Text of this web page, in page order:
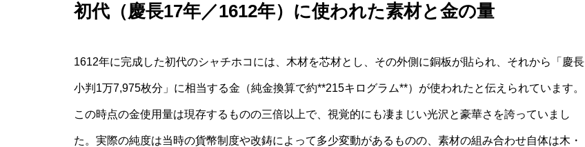
初代（慶長17年／1612年）に使われた素材と金の量
1612年に完成した初代のシャチホコには、木材を芯材とし、その外側に銅板が貼られ、それから「慶長
小判1万7,975枚分」に相当する金（純金換算で約**215キログラム**）が使われたと伝えられています。
この時点の金使用量は現存するものの三倍以上で、視覚的にも凄まじい光沢と豪華さを誇っていまし
た。実際の純度は当時の貨幣制度や改鋳によって多少変動があるものの、素材の組み合わせ自体は木・